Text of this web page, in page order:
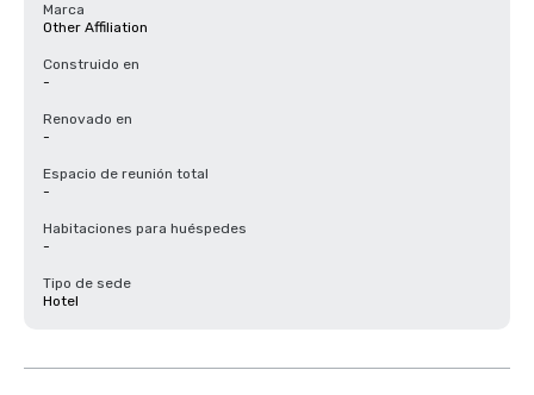
Marca
Other Affiliation
Construido en
-
Renovado en
-
Espacio de reunión total
-
Habitaciones para huéspedes
-
Tipo de sede
Hotel